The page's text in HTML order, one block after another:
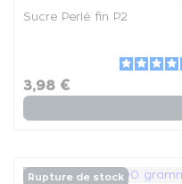
Sucre Perlé fin P2
3,98 €
Rupture de stock